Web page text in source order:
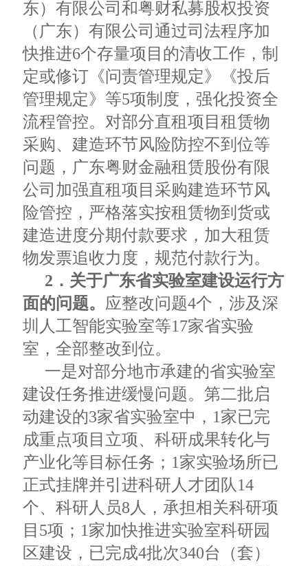
东）有限公司和粤财私募股权投资
（广东）有限公司通过司法程序加
快推进6个存量项目的清收工作，制
定或修订《问责管理规定》《投后
管理规定》等5项制度，强化投资全
流程管控。对部分直租项目租赁物
采购、建造环节风险防控不到位等
问题，广东粤财金融租赁股份有限
公司加强直租项目采购建造环节风
险管控，严格落实按租赁物到货或
建造进度分期付款要求，加大租赁
物发票追收力度，规范付款行为。
2．关于广东省实验室建设运行方
面的问题。 应整改问题4个，涉及深
圳人工智能实验室等17家省实验
室，全部整改到位。
一是对部分地市承建的省实验室
建设任务推进缓慢问题。第二批启
动建设的3家省实验室中，1家已完
成重点项目立项、科研成果转化与
产业化等目标任务；1家实验场所已
正式挂牌并引进科研人才团队14
个、科研人员8人，承担相关科研项
目5项；1家加快推进实验室科研园
区建设，已完成4批次340台（套）